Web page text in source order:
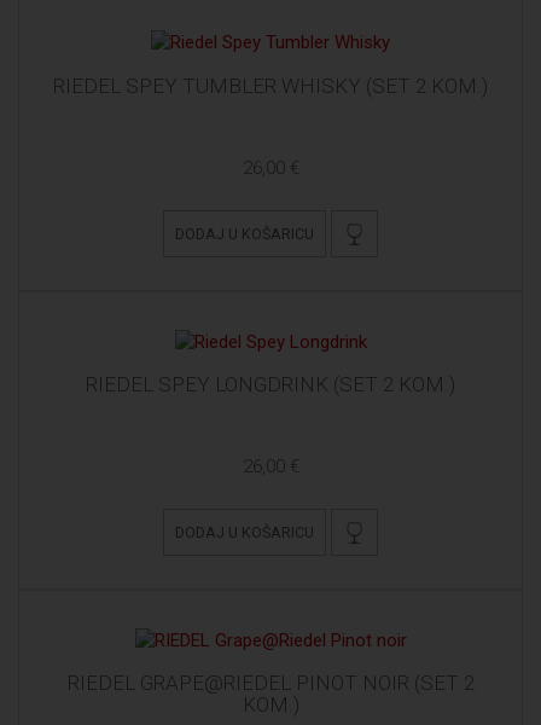
RIEDEL SPEY TUMBLER WHISKY (SET 2 KOM.)
26,00 €
DODAJ U KOŠARICU
RIEDEL SPEY LONGDRINK (SET 2 KOM.)
26,00 €
DODAJ U KOŠARICU
RIEDEL GRAPE@RIEDEL PINOT NOIR (SET 2
KOM.)